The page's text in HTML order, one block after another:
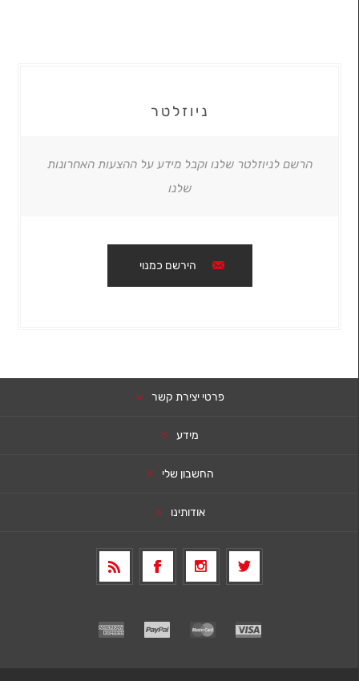
ניוזלטר
הרשם לניוזלטר שלנו וקבל מידע על ההצעות האחרונות
שלנו
הירשם כמנוי
פרטי יצירת קשר
מידע
החשבון שלי
אודותינו